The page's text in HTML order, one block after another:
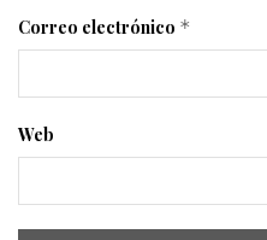
Correo electrónico *
Web